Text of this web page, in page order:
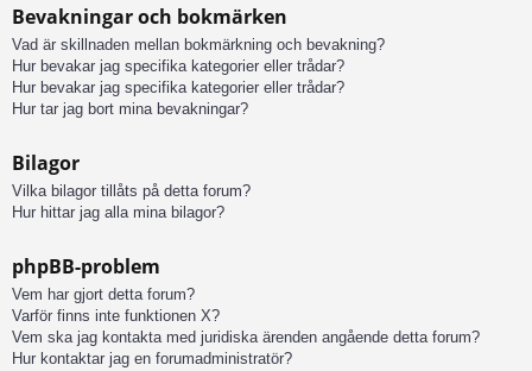
Bevakningar och bokmärken
Vad är skillnaden mellan bokmärkning och bevakning?
Hur bevakar jag specifika kategorier eller trådar?
Hur bevakar jag specifika kategorier eller trådar?
Hur tar jag bort mina bevakningar?
Bilagor
Vilka bilagor tillåts på detta forum?
Hur hittar jag alla mina bilagor?
phpBB-problem
Vem har gjort detta forum?
Varför finns inte funktionen X?
Vem ska jag kontakta med juridiska ärenden angående detta forum?
Hur kontaktar jag en forumadministratör?